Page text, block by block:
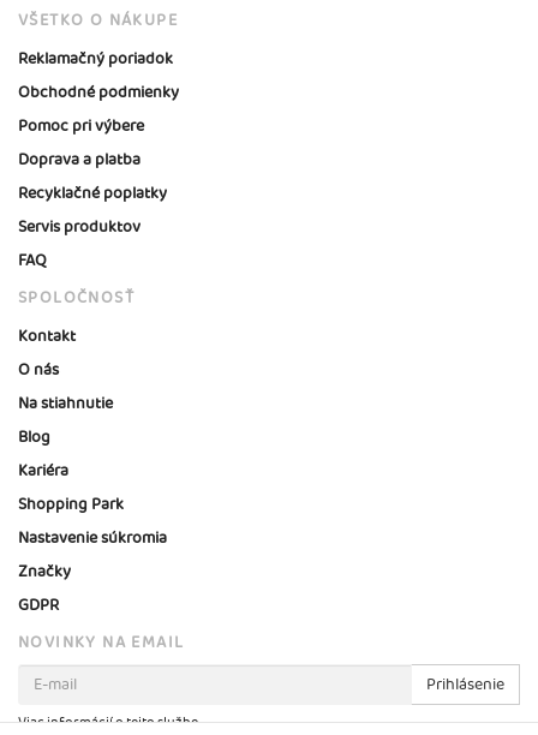
VŠETKO O NÁKUPE
Reklamačný poriadok
Obchodné podmienky
Pomoc pri výbere
Doprava a platba
Recyklačné poplatky
Servis produktov
FAQ
SPOLOČNOSŤ
Kontakt
O nás
Na stiahnutie
Blog
Kariéra
Shopping Park
Nastavenie súkromia
Značky
GDPR
NOVINKY NA EMAIL
Prihlásenie
Viac informácií o tejto službe